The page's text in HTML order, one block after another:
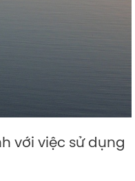
với việc sử dụng